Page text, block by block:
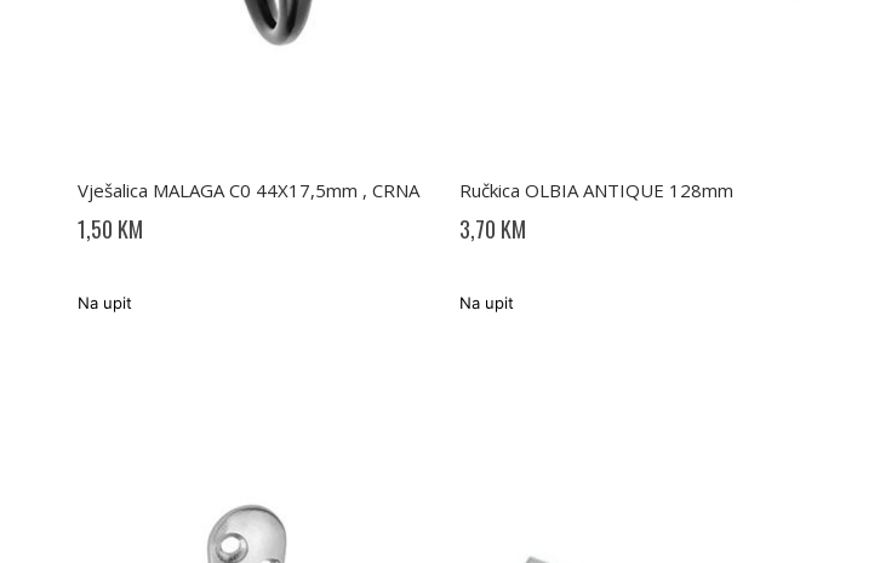
Vješalica MALAGA C0 44X17,5mm , CRNA
1,50 KM
Na upit
Ručkica OLBIA ANTIQUE 128mm
3,70 KM
Na upit